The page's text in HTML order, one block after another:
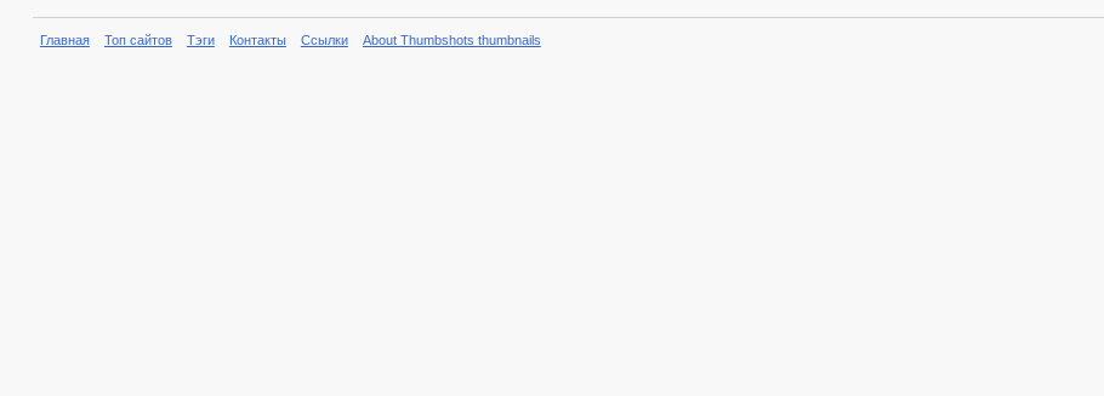
Главная Топ сайтов Тэги Контакты Ссылки About Thumbshots thumbnails